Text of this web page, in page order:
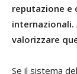
reputazione e
internazionali.
valorizzare
Se il sistema